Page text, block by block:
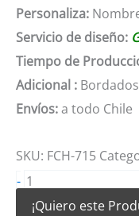
Personaliza:
Servicio de diseño:
Tiempo de
Adicional :
Envíos:a todo Chile
SKU: FCH-715
- Camisetas
chocolateras
¡Quiero este